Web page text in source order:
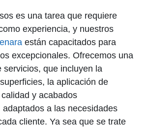
es una tarea que requiere
experiencia, y nuestros
están capacitados para
excepcionales. Ofrecemos una
servicios, que incluyen la
la aplicación de
y acabados
adaptados a las necesidades
cliente. Ya sea que se trate